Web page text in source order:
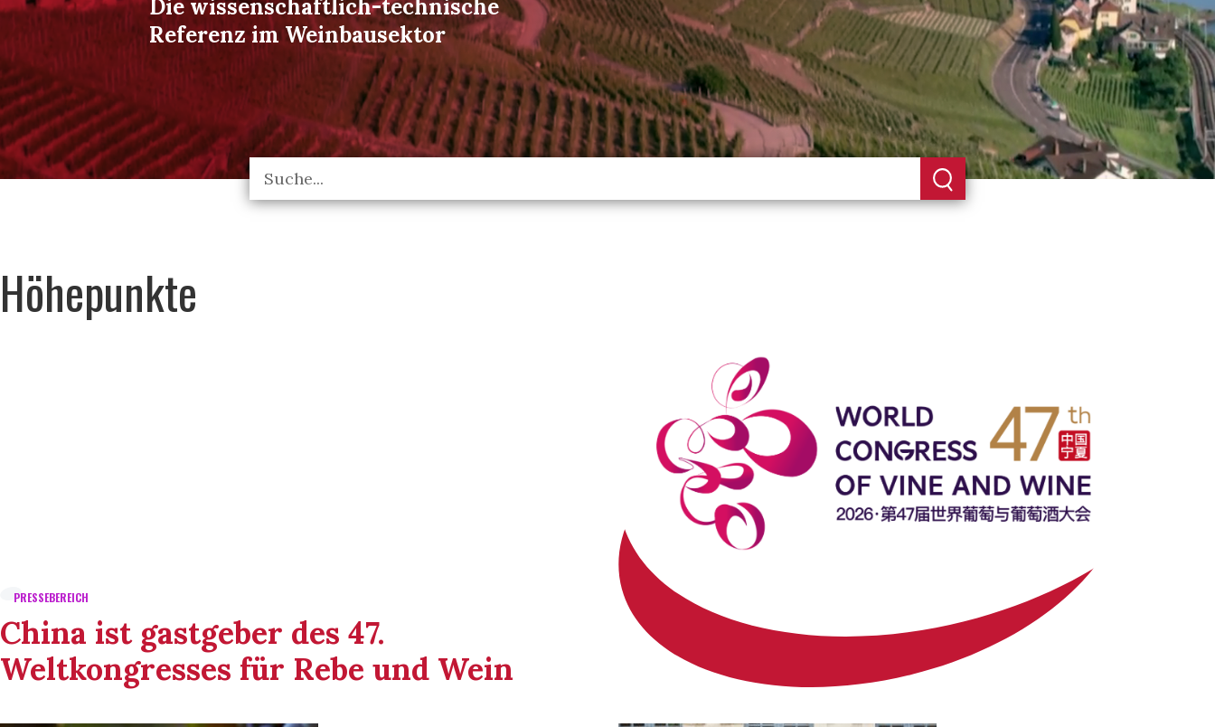
Die wissenschaftlich-technische
Referenz im Weinbausektor
Höhepunkte
PRESSEBEREICH
China ist gastgeber des 47.
Weltkongresses für Rebe und Wein